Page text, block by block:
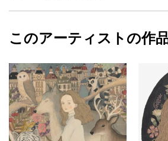
カラー
ホワイト
ジャンル
動物・生き物
配送目安
二週間以内
フォローする
marie
このアーティストの作